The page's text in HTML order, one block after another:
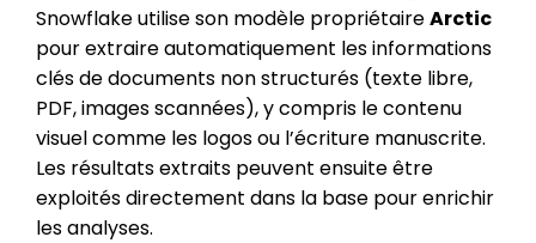
Snowflake utilise son modèle propriétaireArctic
pour extraire automatiquement les informations
clés de documents non structurés (texte libre,
PDF, images scannées), y compris le contenu
visuel comme les logos ou l’écriture manuscrite.
Les résultats extraits peuvent ensuite être
exploités directement dans la base pour enrichir
les analyses.